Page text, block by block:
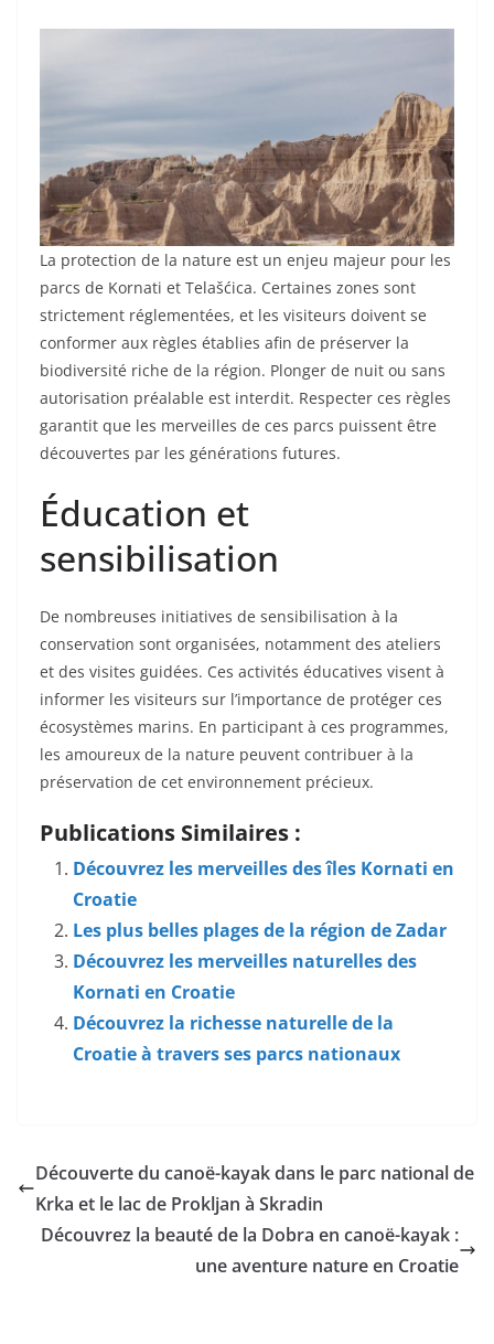
La protection de la nature est un enjeu majeur pour les
parcs de Kornati et Telašćica. Certaines zones sont
strictement réglementées, et les visiteurs doivent se
conformer aux règles établies afin de préserver la
biodiversité riche de la région. Plonger de nuit ou sans
autorisation préalable est interdit. Respecter ces règles
garantit que les merveilles de ces parcs puissent être
découvertes par les générations futures.
Éducation et
sensibilisation
De nombreuses initiatives de sensibilisation à la
conservation sont organisées, notamment des ateliers
et des visites guidées. Ces activités éducatives visent à
informer les visiteurs sur l’importance de protéger ces
écosystèmes marins. En participant à ces programmes,
les amoureux de la nature peuvent contribuer à la
préservation de cet environnement précieux.
Publications Similaires :
Découvrez les merveilles des îles Kornati en
Croatie
Les plus belles plages de la région de Zadar
Découvrez les merveilles naturelles des
Kornati en Croatie
Découvrez la richesse naturelle de la
Croatie à travers ses parcs nationaux
Découverte du canoë-kayak dans le parc national de
Krka et le lac de Prokljan à Skradin
Découvrez la beauté de la Dobra en canoë-kayak :
une aventure nature en Croatie